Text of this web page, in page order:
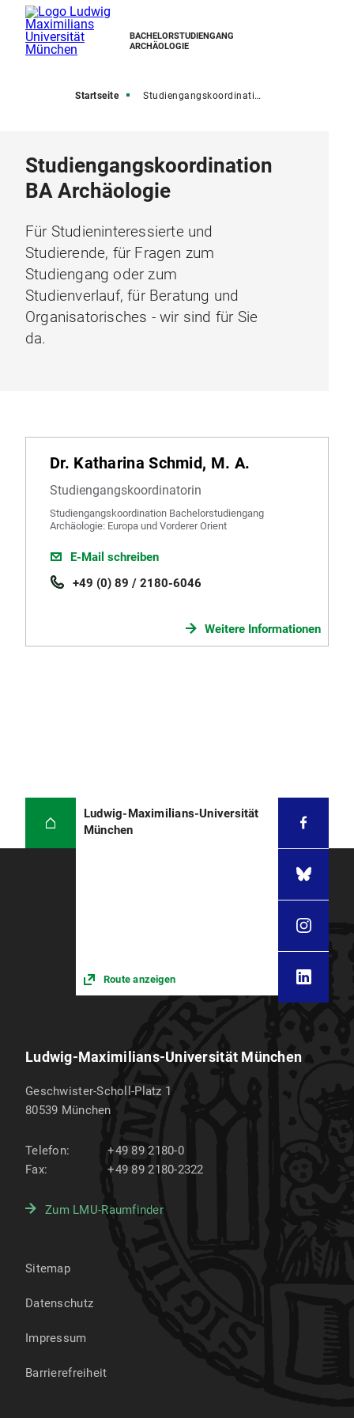
BACHELORSTUDIENGANG
ARCHÄOLOGIE
Startseite Studiengangskoordination
Studiengangskoordination
BA Archäologie
Für Studieninteressierte und
Studierende, für Fragen zum
Studiengang oder zum
Studienverlauf, für Beratung und
Organisatorisches - wir sind für Sie
da.
Dr. Katharina Schmid, M. A.
Studiengangskoordinatorin
Studiengangskoordination Bachelorstudiengang
Archäologie: Europa und Vorderer Orient
E-Mail schreiben
+49 (0) 89 / 2180-6046
Weitere Informationen
Ludwig-Maximilians-Universität
München
Route anzeigen
Ludwig-Maximilians-Universität München
Geschwister-Scholl-Platz 1
80539 München
Telefon:
+49 89 2180-0
Fax:
+49 89 2180-2322
Zum LMU-Raumfinder
Sitemap
Datenschutz
Impressum
Barrierefreiheit